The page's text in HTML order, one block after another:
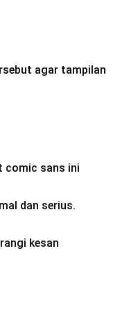
agar tampilan
comic sans ini
dan serius.
kesan